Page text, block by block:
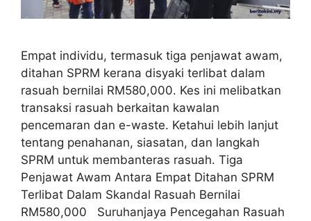
Empat individu, termasuk tiga penjawat awam,
ditahan SPRM kerana disyaki terlibat dalam
rasuah bernilai RM580,000. Kes ini melibatkan
transaksi rasuah berkaitan kawalan
pencemaran dan e-waste. Ketahui lebih lanjut
tentang penahanan, siasatan, dan langkah
SPRM untuk membanteras rasuah. Tiga
Penjawat Awam Antara Empat Ditahan SPRM
Terlibat Dalam Skandal Rasuah Bernilai
RM580,000 Suruhanjaya Pencegahan Rasuah